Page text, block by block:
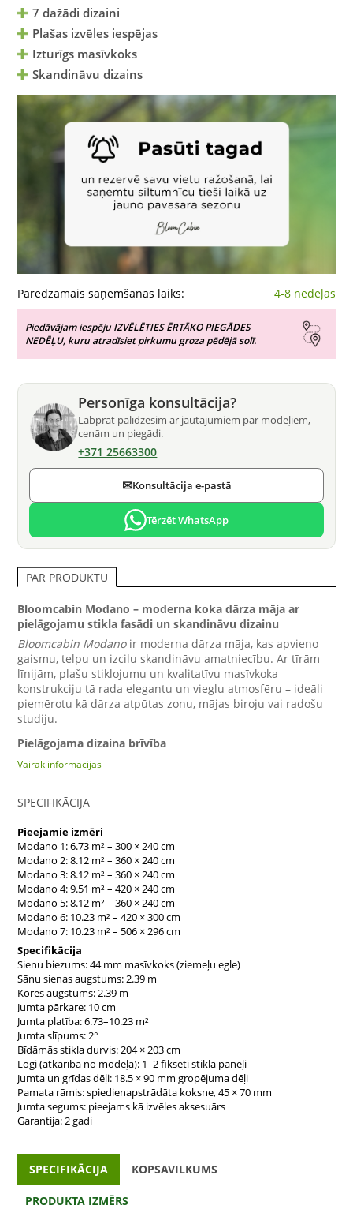
7 dažādi dizaini
Plašas izvēles iespējas
Izturīgs masīvkoks
Skandināvu dizains
Paredzamais saņemšanas laiks: 4-8 nedēļas
Piedāvājam iespēju IZVĒLĒTIES ĒRTĀKO PIEGĀDES
NEDĒĻU, kuru atradīsiet pirkumu groza pēdējā solī.
Personīga konsultācija?
Labprāt palīdzēsim ar jautājumiem par modeļiem,
cenām un piegādi.
+371 25663300
✉Konsultācija e-pastā
Tērzēt WhatsApp
PAR PRODUKTU
Bloomcabin Modano – moderna koka dārza māja ar
pielāgojamu stikla fasādi un skandināvu dizainu
Bloomcabin Modanoir moderna dārza māja, kas apvieno
gaismu, telpu un izcilu skandināvu amatniecību. Ar tīrām
līnijām, plašu stiklojumu un kvalitatīvu masīvkoka
konstrukciju tā rada elegantu un vieglu atmosfēru – ideāli
piemērotu kā dārza atpūtas zonu, mājas biroju vai radošu
studiju.
Pielāgojama dizaina brīvība
Pieejama vairākos izmēros – no 6.73 līdz 10.23 m² –
ļauj izvēlēties starp lielāku stiklojumu dabiskai gaismai vai
mājas izskatu un funkcionalitāti savam dzīvesstilam un
dārza izmēram, radot ideālu līdzsvaru starp atvērtību un
komfortu.
Dabisks materiāls un stabila konstrukcija
Izgatavota no 44 mm masīvkoka (ziemeļu egle),
nodrošina izcilu izturību un siltu, dabisku sajūtu.
Precīzi izfrēzētie gropējuma savienojumi pasargā no vēja
un mitruma, bet spiedienapstrādāts pamatu rāmis
nodrošina ilgstošu aizsardzību pret zemes mitrumu.
Lielās bīdāmās stikla durvis atver plašu skatu uz dārzu,
radot brīvu pāreju starp iekštelpām un ārtelpu – ideāli visu
gadu.
Mūsdienīgs dizains ar praktisku pieeju
Plakanais jumts un minimālistiska silueta forma piešķir
Modanomodernu izskatu, bet līdz 10.23 m² plašais jumts
sniedz uzticamu aizsardzību pret nokrišņiem un sauli.
18.5 × 90 mm jumta un grīdas dēļi nodrošina izturību, bet
2.39 m augstums piešķir telpai plašumu un gaisīgumu.
Vienkārša montāža, ilgstošs prieks
Modanotiek piegādāta kā precīzi izstrādāts pašmontāžas
komplekts ar detalizētu instrukciju.
augsto kvalitāti un skandināvu rūpību detaļās. Tā ir
ilgtermiņa investīcija komfortā un estētikā jūsu dārzā.
Klientu atsauksmes
Vairāk informācijas
SPECIFIKĀCIJA
Pieejamie izmēri
Modano 1: 6.73 m² – 300 × 240 cm
Modano 2: 8.12 m² – 360 × 240 cm
Modano 3: 8.12 m² – 360 × 240 cm
Modano 4: 9.51 m² – 420 × 240 cm
Modano 5: 8.12 m² – 360 × 240 cm
Modano 6: 10.23 m² – 420 × 300 cm
Modano 7: 10.23 m² – 506 × 296 cm
Specifikācija
Sienu biezums: 44 mm masīvkoks (ziemeļu egle)
Sānu sienas augstums: 2.39 m
Kores augstums: 2.39 m
Jumta pārkare: 10 cm
Jumta platība: 6.73–10.23 m²
Jumta slīpums: 2°
Bīdāmās stikla durvis: 204 × 203 cm
Logi (atkarībā no modeļa): 1–2 fiksēti stikla paneļi
Jumta un grīdas dēļi: 18.5 × 90 mm gropējuma dēļi
Pamata rāmis: spiedienapstrādāta koksne, 45 × 70 mm
Jumta segums: pieejams kā izvēles aksesuārs
Garantija: 2 gadi
SPECIFIKĀCIJA KOPSAVILKUMS
PRODUKTA IZMĒRS